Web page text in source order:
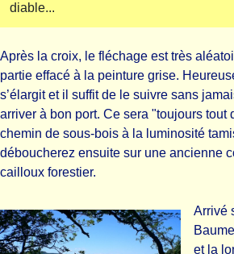
diable...
Après la croix, le fléchage est très
partie effacé à la peinture grise.
s’élargit et il suffit de le suivre sans
arriver à bon port. Ce sera "toujours tout
chemin de sous-bois à la luminosité
déboucherez ensuite sur une ancienne
cailloux forestier.
Arrivé
et la